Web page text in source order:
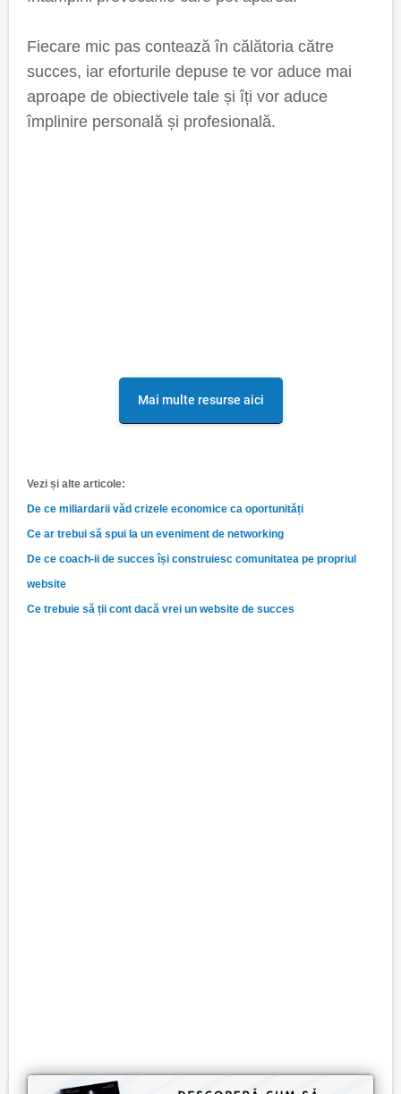
Fiecare mic pas contează în călătoria către
succes, iar eforturile depuse te vor aduce mai
aproape de obiectivele tale și îți vor aduce
împlinire personală și profesională.
Mai multe resurse aici
Vezi și alte articole:
De ce miliardarii văd crizele economice ca oportunități
Ce ar trebui să spui la un eveniment de networking
De ce coach-ii de succes își construiesc comunitatea pe propriul
website
Ce trebuie să ții cont dacă vrei un website de succes